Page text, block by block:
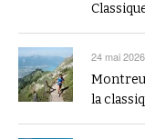
24 mai 2026
la